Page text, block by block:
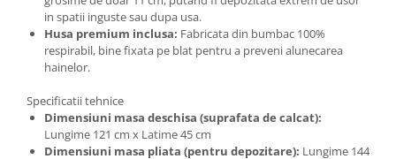
in spatii inguste sau dupa usa.
Husa premium inclusa: Fabricata din bumbac 100%
respirabil, bine fixata pe blat pentru a preveni alunecarea
hainelor.
Specificatii tehnice
Dimensiuni masa deschisa (suprafata de calcat):
Lungime 121 cm x Latime 45 cm
Dimensiuni masa pliata (pentru depozitare): Lungime 144